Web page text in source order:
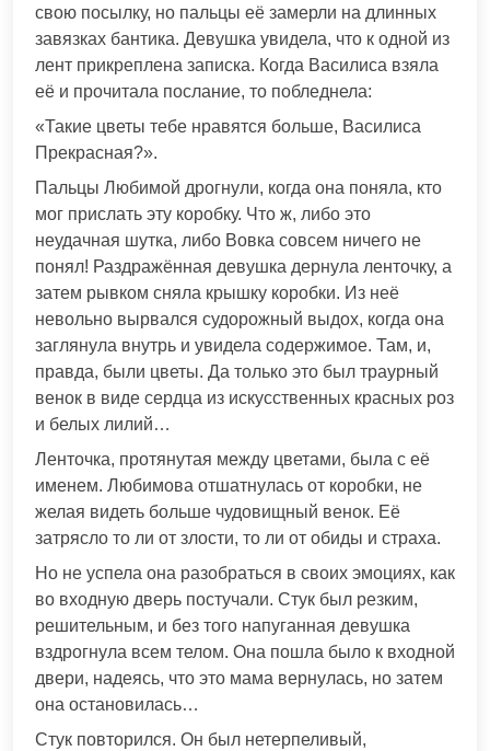
свою посылку, но пальцы её замерли на длинных
завязках бантика. Девушка увидела, что к одной из
лент прикреплена записка. Когда Василиса взяла
её и прочитала послание, то побледнела:
«Такие цветы тебе нравятся больше, Василиса
Прекрасная?».
Пальцы Любимой дрогнули, когда она поняла, кто
мог прислать эту коробку. Что ж, либо это
неудачная шутка, либо Вовка совсем ничего не
понял! Раздражённая девушка дернула ленточку, а
затем рывком сняла крышку коробки. Из неё
невольно вырвался судорожный выдох, когда она
заглянула внутрь и увидела содержимое. Там, и,
правда, были цветы. Да только это был траурный
венок в виде сердца из искусственных красных роз
и белых лилий…
Ленточка, протянутая между цветами, была с её
именем. Любимова отшатнулась от коробки, не
желая видеть больше чудовищный венок. Её
затрясло то ли от злости, то ли от обиды и страха.
Но не успела она разобраться в своих эмоциях, как
во входную дверь постучали. Стук был резким,
решительным, и без того напуганная девушка
вздрогнула всем телом. Она пошла было к входной
двери, надеясь, что это мама вернулась, но затем
она остановилась…
Стук повторился. Он был нетерпеливый,